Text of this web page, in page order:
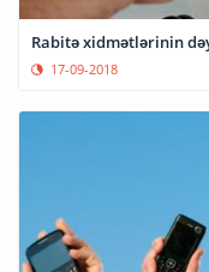
Rabitə xidmətlərinin
17-09-2018